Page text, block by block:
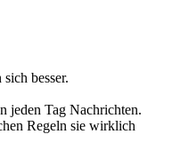
besser.
jeden Tag Nachrichten.
Regeln sie wirklich